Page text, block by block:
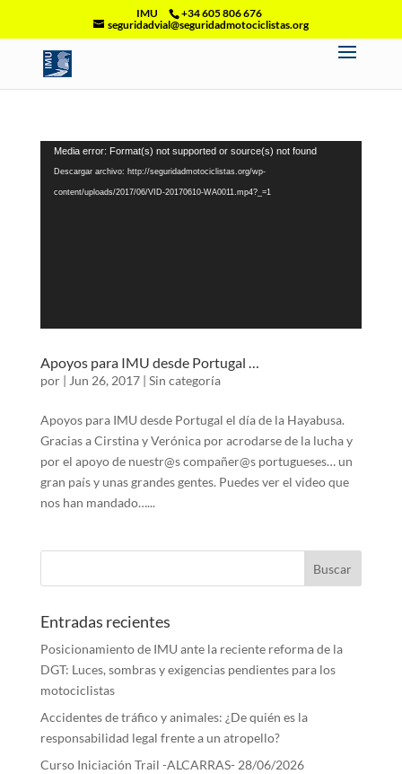
IMU
+34 605 806 676
seguridadvial@seguridadmotociclistas.org
Reproductor
vídeo
Media error: Format(s) not supported or source(s) not found
Descargar archivo: http://seguridadmotociclistas.org/wp-
content/uploads/2017/06/VID-20170610-WA0011.mp4?_=1
Apoyos para IMU desde Portugal …
por | Jun 26, 2017| Sin categoría
Apoyos para IMU desde Portugal el día de la Hayabusa.
Gracias a Cirstina y Verónica por acrodarse de la lucha y
por el apoyo de nuestr@s compañer@s portugueses… un
gran país y unas grandes gentes. Puedes ver el video que
nos han mandado…...
Entradas recientes
Posicionamiento de IMU ante la reciente reforma de la
DGT: Luces, sombras y exigencias pendientes para los
motociclistas
Accidentes de tráfico y animales: ¿De quién es la
responsabilidad legal frente a un atropello?
Curso Iniciación Trail -ALCARRAS- 28/06/2026